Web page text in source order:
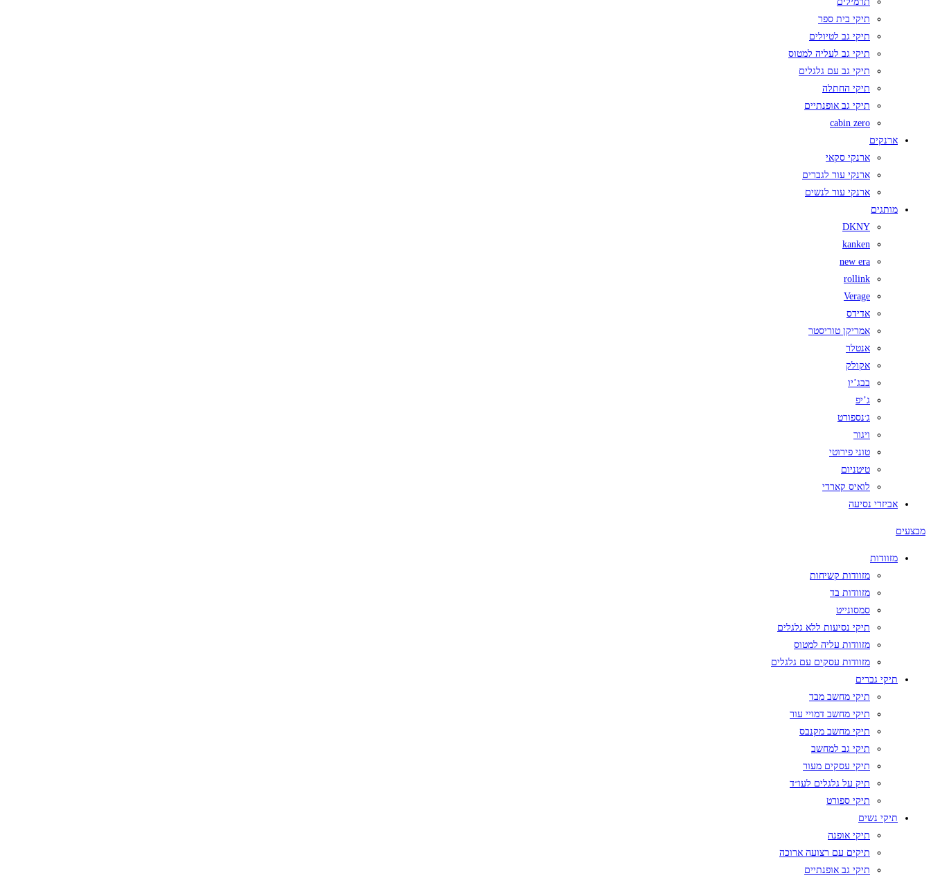
תיקי בית ספר
תיקי גב לטיולים
תיקי גב לעליה למטוס
תיקי גב עם גלגלים
תיקי החתלה
תיקי גב אופנתיים
cabin zero
ארנקים
ארנקי סקאי
ארנקי עור לגברים
ארנקי עור לנשים
מותגים
DKNY
kanken
new era
rollink
Verage
אדידס
אמריקן טוריסטר
אנטלר
אקולק
בבג’יו
ג’יפ
ג׳נספורט
ויגור
טוני פירוטי
טיטניום
לואיס קארדי
אביזרי נסיעה
מבצעים
מזוודות
מזוודות קשיחות
מזוודות בד
סמסונייט
תיקי נסיעות ללא גלגלים
מזוודות עליה למטוס
מזוודות עסקים עם גלגלים
תיקי גברים
תיקי מחשב מבד
תיקי מחשב דמויי עור
תיקי מחשב מקנבס
תיקי גב למחשב
תיקי עסקים מעור
תיק על גלגלים לעו״ד
תיקי ספורט
תיקי נשים
תיקי אופנה
תיקים עם רצועה ארוכה
תיקי גב אופנתיים